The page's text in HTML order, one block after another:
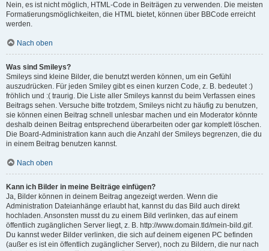
Nein, es ist nicht möglich, HTML-Code in Beiträgen zu verwenden. Die meisten
Formatierungsmöglichkeiten, die HTML bietet, können über BBCode erreicht
werden.
Nach oben
Was sind Smileys?
Smileys sind kleine Bilder, die benutzt werden können, um ein Gefühl
auszudrücken. Für jeden Smiley gibt es einen kurzen Code, z. B. bedeutet :)
fröhlich und :( traurig. Die Liste aller Smileys kannst du beim Verfassen eines
Beitrags sehen. Versuche bitte trotzdem, Smileys nicht zu häufig zu benutzen,
sie können einen Beitrag schnell unlesbar machen und ein Moderator könnte
deshalb deinen Beitrag entsprechend überarbeiten oder gar komplett löschen.
Die Board-Administration kann auch die Anzahl der Smileys begrenzen, die du
in einem Beitrag benutzen kannst.
Nach oben
Kann ich Bilder in meine Beiträge einfügen?
Ja, Bilder können in deinem Beitrag angezeigt werden. Wenn die
Administration Dateianhänge erlaubt hat, kannst du das Bild auch direkt
hochladen. Ansonsten musst du zu einem Bild verlinken, das auf einem
öffentlich zugänglichen Server liegt, z. B. http://www.domain.tld/mein-bild.gif.
Du kannst weder Bilder verlinken, die sich auf deinem eigenen PC befinden
(außer es ist ein öffentlich zugänglicher Server), noch zu Bildern, die nur nach